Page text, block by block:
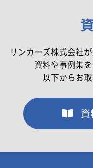
リンカーズ株式会社
資料や事例集
以下からお
資